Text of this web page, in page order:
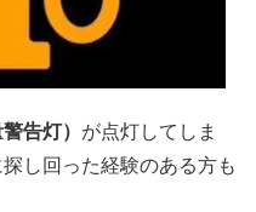
告灯） が点灯してしま
し回った経験のある方も